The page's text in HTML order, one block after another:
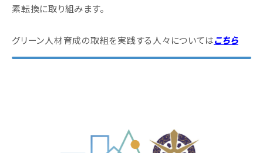
素転換に取り組みます。
グリーン人材育成の取組を実践する人々についてはこちら